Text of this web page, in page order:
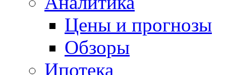
Цены и прогнозы
Обзоры
Ипотека